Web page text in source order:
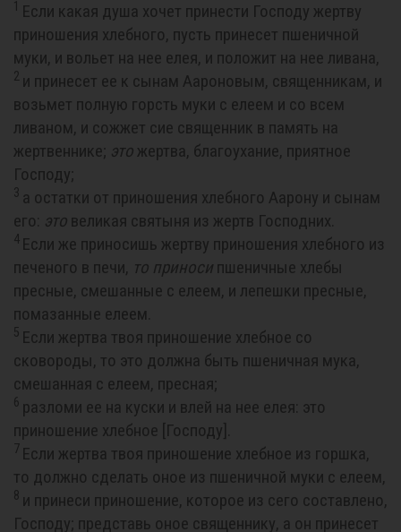
Если какая душа хочет принести Господу жертву
приношения хлебного, пусть принесет пшеничной
муки, и вольет на нее елея, и положит на нее ливана,
2 и принесет ее к сынам Аароновым, священникам, и
возьмет полную горсть муки с елеем и со всем
ливаном, и сожжет сие священник в память на
жертвеннике; это жертва, благоухание, приятное
Господу;
3 а остатки от приношения хлебного Аарону и сынам
его: это великая святыня из жертв Господних.
4 Если же приносишь жертву приношения хлебного из
печеного в печи, то приноси пшеничные хлебы
пресные, смешанные с елеем, и лепешки пресные,
помазанные елеем.
5 Если жертва твоя приношение хлебное со
сковороды, то это должна быть пшеничная мука,
смешанная с елеем, пресная;
6 разломи ее на куски и влей на нее елея: это
приношение хлебное [Господу].
7 Если жертва твоя приношение хлебное из горшка,
то должно сделать оное из пшеничной муки с елеем,
8 и принеси приношение, которое из сего составлено,
Господу; представь оное священнику, а он принесет